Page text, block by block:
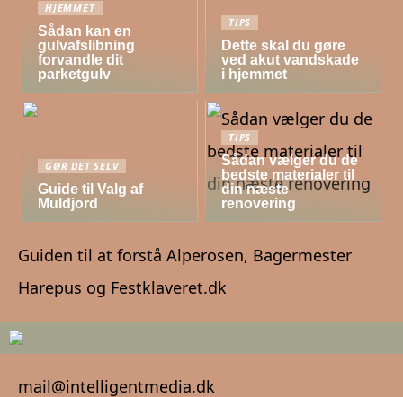
HJEMMET
Sådan kan en
gulvafslibning
forvandle dit
parketgulv
TIPS
Dette skal du gøre
ved akut vandskade
i hjemmet
GØR DET SELV
Guide til Valg af
Muldjord
TIPS
Sådan vælger du de
bedste materialer til
din næste
renovering
Guiden til at forstå Alperosen, Bagermester
Harepus og Festklaveret.dk
mail@intelligentmedia.dk